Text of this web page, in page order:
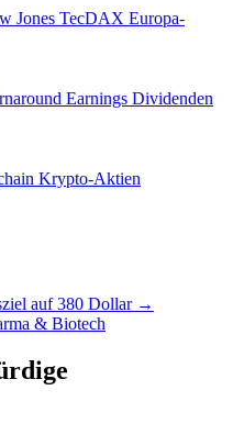
Jones TecDAX Europa-
Earnings Dividenden
Krypto-Aktien
auf 380 Dollar →
& Biotech